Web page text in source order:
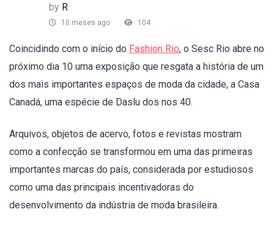
by R
10 meses ago 104
Coincidindo com o início do Fashion Rio, o Sesc Rio abre no
próximo dia 10 uma exposição que resgata a história de um
dos mais importantes espaços de moda da cidade, a Casa
Canadá, uma espécie de Daslu dos nos 40.
Arquivos, objetos de acervo, fotos e revistas mostram
como a confecção se transformou em uma das primeiras
importantes marcas do país, considerada por estudiosos
como uma das principais incentivadoras do
desenvolvimento da indústria de moda brasileira.